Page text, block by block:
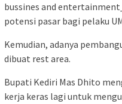
bussines and
potensi pasar bagi pelaku
Kemudian, adanya
dibuat rest area.
Bupati Kediri Mas Dhito
kerja keras lagi untuk